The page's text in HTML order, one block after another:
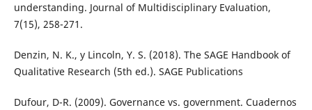
understanding. Journal of Multidisciplinary Evaluation,
7(15), 258-271.
Denzin, N. K., y Lincoln, Y. S. (2018). The SAGE Handbook of
Qualitative Research (5th ed.). SAGE Publications
Dufour, D-R. (2009). Governance vs. government. Cuadernos